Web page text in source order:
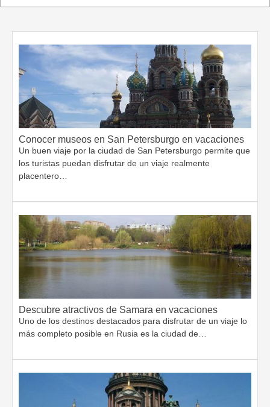
Conocer museos en San Petersburgo en vacaciones
Un buen viaje por la ciudad de San Petersburgo permite que
los turistas puedan disfrutar de un viaje realmente
placentero…
Descubre atractivos de Samara en vacaciones
Uno de los destinos destacados para disfrutar de un viaje lo
más completo posible en Rusia es la ciudad de…